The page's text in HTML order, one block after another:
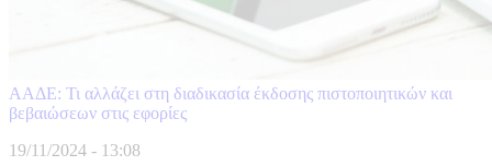
ΑΑΔΕ: Τι αλλάζει στη διαδικασία έκδοσης πιστοποιητικών και
βεβαιώσεων στις εφορίες
19/11/2024 - 13:08